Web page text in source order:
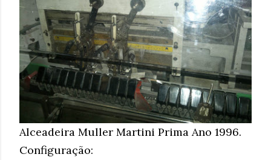
Alceadeira Muller Martini Prima Ano 1996.
Configuração: